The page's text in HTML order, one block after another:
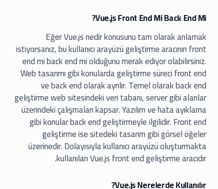
Vue.js Front End Mi Back End Mi?
Eğer Vue.js nedir konusunu tam olarak anlamak
istiyorsanız, bu kullanıcı arayüzü geliştirme aracının front
end mi back end mi olduğunu merak ediyor olabilirsiniz.
Web tasarımı gibi konularda geliştirme süreci front end
ve back end olarak ayrılır. Temel olarak back end
geliştirme web sitesindeki veri tabanı, server gibi alanlar
üzerindeki çalışmaları kapsar. Yazılım ve hata ayıklama
gibi konular back end geliştirmeyle ilgilidir. Front end
geliştirme ise sitedeki tasarım gibi görsel öğeler
üzerinedir. Dolayısıyla kullanıcı arayüzü oluşturmakta
kullanılan Vue.js front end geliştirme aracıdır.
Vue.js Nerelerde Kullanılır?